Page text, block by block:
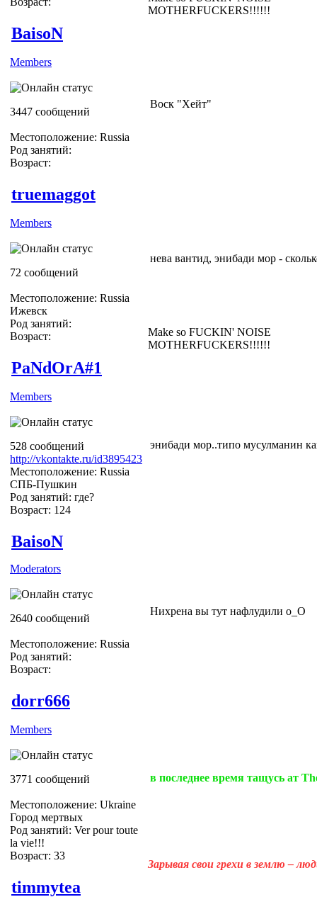
MOTHERFUCKERS!!!!!!
BaisoN
Members
3447 сообщений
Местоположение: Russia
Род занятий:
Возраст:
Воск "Хейт"
truemaggot
Members
72 сообщений
Местоположение: Russia
Ижевск
Род занятий:
Возраст:
нева вантид, энибади мор -
Make so FUCKIN' NOISE
MOTHERFUCKERS!!!!!!
PaNdOrA#1
Members
528 сообщений
http://vkontakte.ru/id3895423
Местоположение: Russia
СПБ-Пушкин
Род занятий: где?
Возраст: 124
энибади мор..типо мусулманин
BaisoN
Moderators
2640 сообщений
Местоположение: Russia
Род занятий:
Возраст:
Нихрена вы тут нафлудили о_О
dorr666
Members
3771 сообщений
Местоположение: Ukraine
Город мертвых
Род занятий: Ver pour toute
la vie!!!
Возраст: 33
в последнее время тащусь ат
Зарывая свои грехи в землю –
timmytea